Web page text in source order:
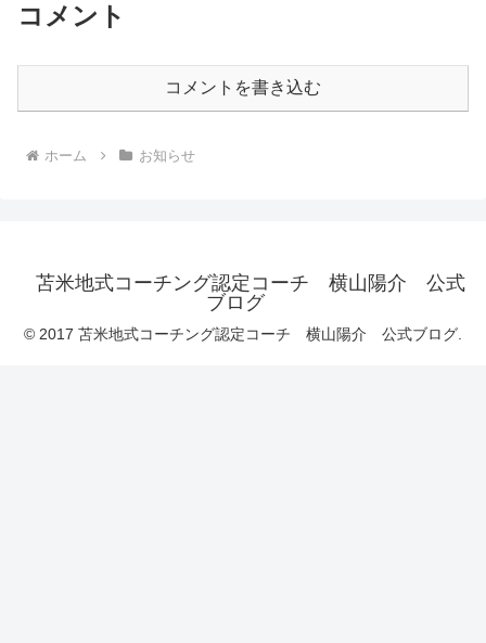
コメント
コメントを書き込む
ホーム お知らせ
苫米地式コーチング認定コーチ 横山陽介 公式
ブログ
© 2017 苫米地式コーチング認定コーチ 横山陽介 公式ブログ.